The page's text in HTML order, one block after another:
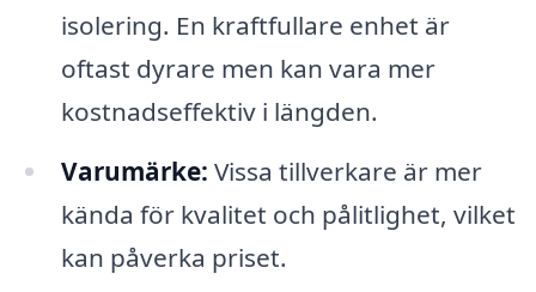
isolering. En kraftfullare enhet är
oftast dyrare men kan vara mer
kostnadseffektiv i längden.
Varumärke: Vissa tillverkare är mer
kända för kvalitet och pålitlighet, vilket
kan påverka priset.